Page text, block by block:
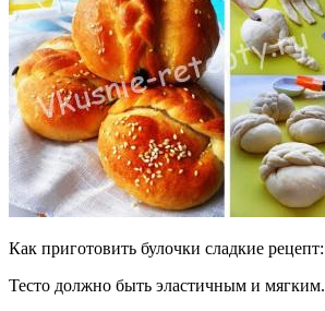
Как приготовить булочки сладкие рецепт:
Тесто должно быть эластичным и мягким.